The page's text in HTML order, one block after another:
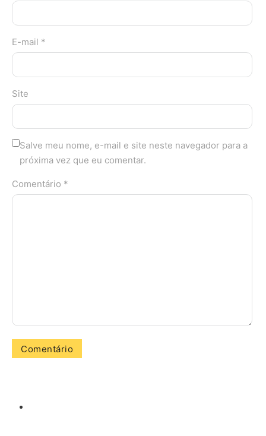
E-mail *
Site
Salve meu nome, e-mail e site neste navegador para a
próxima vez que eu comentar.
Comentário *